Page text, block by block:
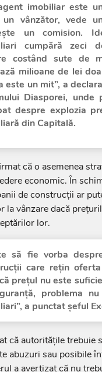
imobiliar este
un vânzător, vede
un comision.
cumpără zeci
costând sute de
milioane de lei
este un mit”, a
Diasporei,
despre explozia
din Capitală.
că o asemenea
economic. În
de construcții ar
la vânzare dacă
lor.
să fie vorba
care rețin
prețul nu este
problema
a punctat șeful
că autoritățile trebuie
abuzuri sau posibile
a avertizat că nu